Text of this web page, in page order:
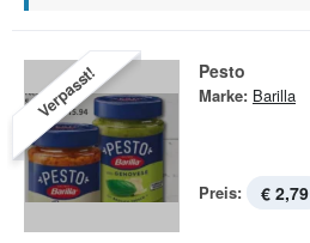
Verpasst! Pesto
Marke: Barilla
Preis: € 2,79